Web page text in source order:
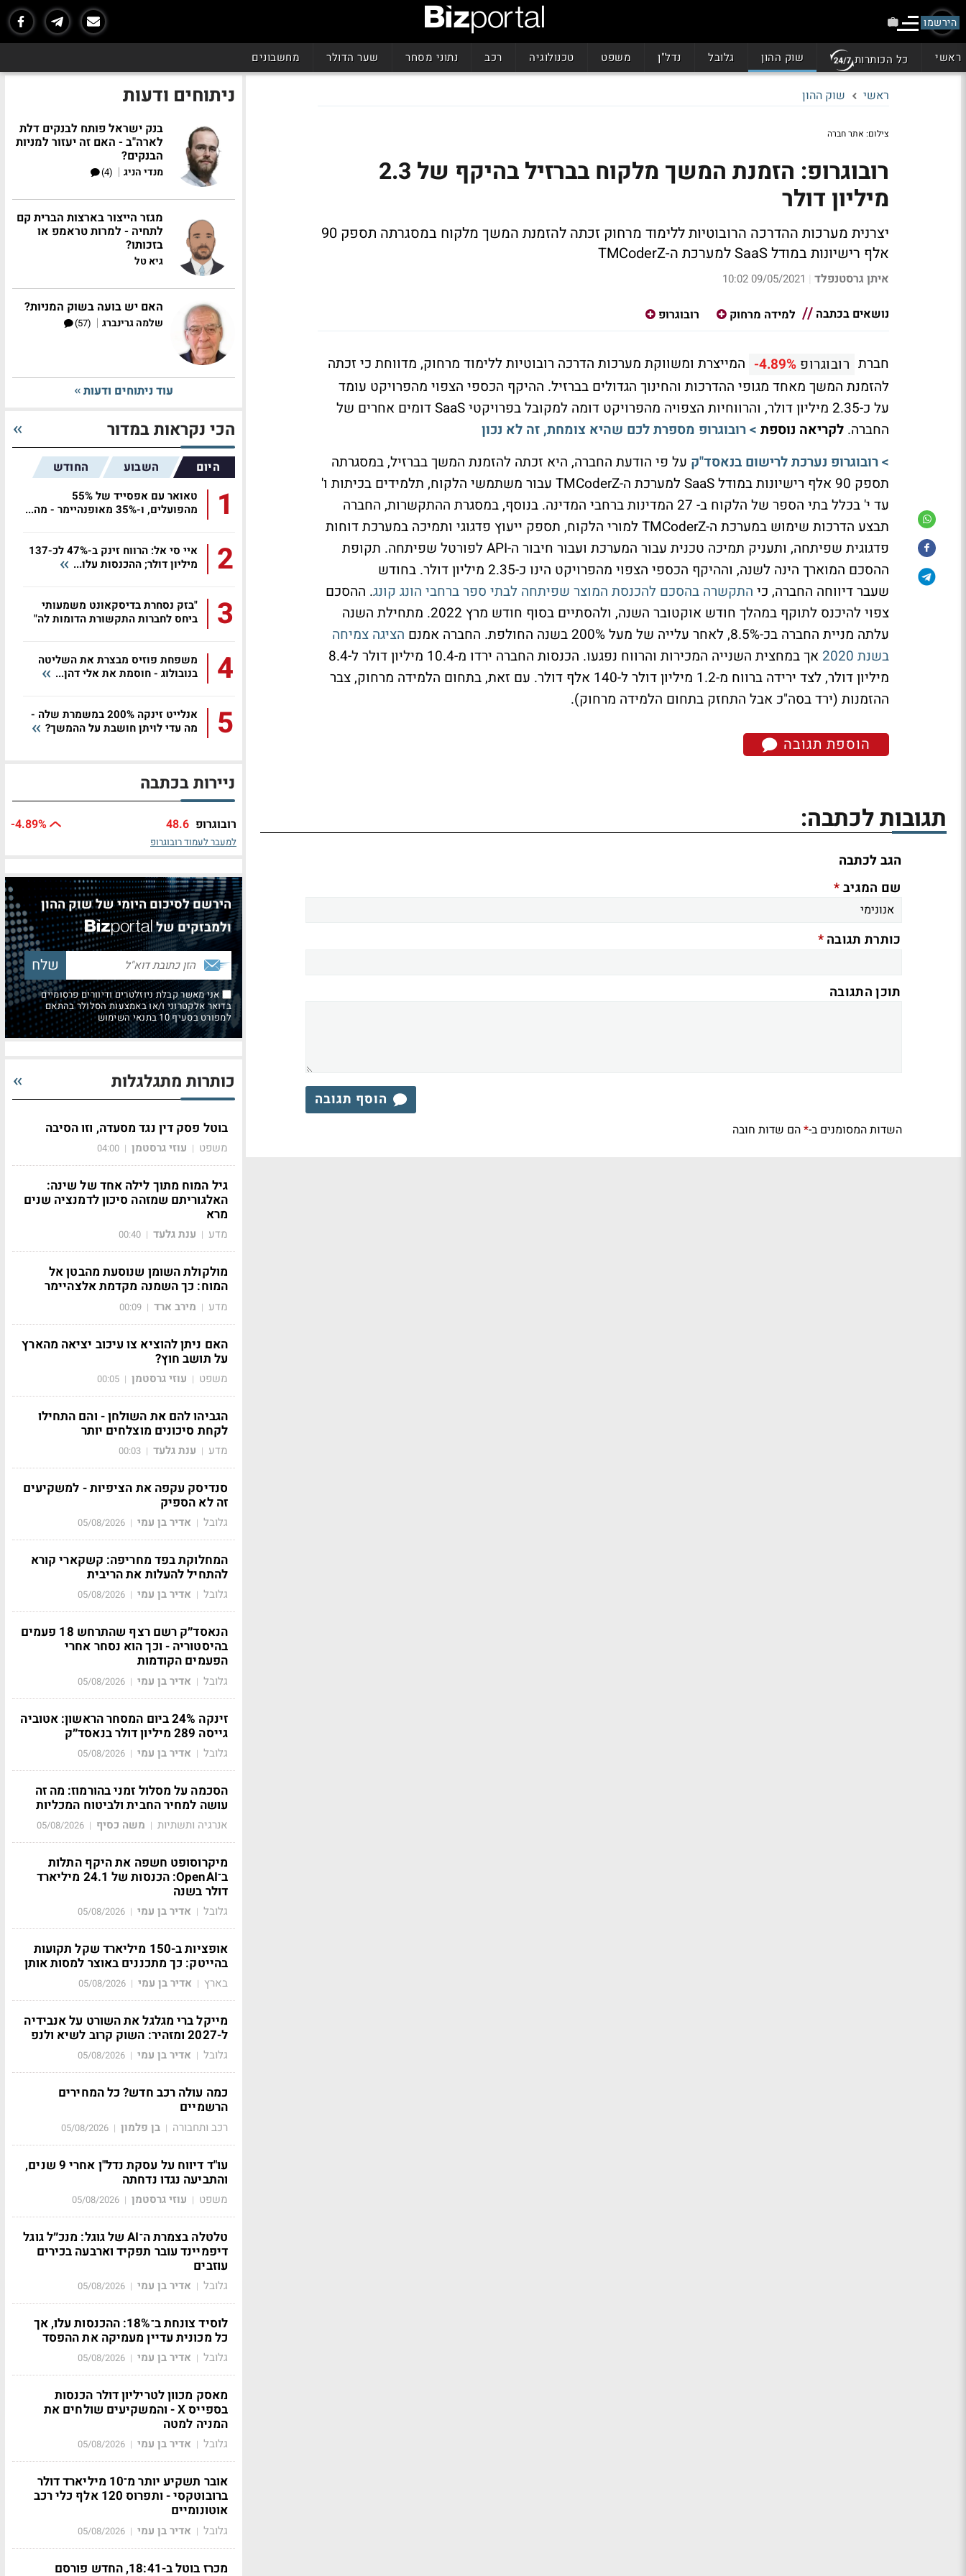
הירשמו
ראשי כל הכותרות שוק ההון גלובל נדל"ן משפט טכנולוגיה רכב נתוני מסחר שער הדולר מחשבונים
ראשי שוק ההון
צילום: אתר חברה
רובוגרופ: הזמנת המשך מלקוח בברזיל בהיקף של 2.3
מיליון דולר
יצרנית מערכות ההדרכה הרובוטיות ללימוד מרחוק זכתה להזמנת המשך מלקוח במסגרתה תספק 90
אלף רישיונות במודל SaaS למערכת ה-TMCoderZ
איתן גרסטנפלד |
09/05/2021 10:02
נושאים בכתבה למידה מרחוק רובוגרופ
חברת רובוגרופ -4.89% המייצרת ומשווקת מערכות הדרכה רובוטיות ללימוד מרחוק, מדווחת כי זכתה
להזמנת המשך מאחד מגופי ההדרכות והחינוך הגדולים בברזיל. ההיקף הכספי הצפוי מהפרויקט עומד
על כ-2.35 מיליון דולר, והרווחיות הצפויה מהפרויקט דומה למקובל בפרויקטי SaaS דומים אחרים של
החברה. לקריאה נוספת > רובוגרופ מספרת לכם שהיא צומחת, זה לא נכון
> רובוגרופ נערכת לרישום בנאסד"ק על פי הודעת החברה, היא זכתה להזמנת המשך בברזיל, במסגרתה
תספק 90 אלף רישיונות במודל SaaS למערכת ה-TMCoderZ עבור משתמשי הלקוח, תלמידים בכיתות ו'
עד י' בכלל בתי הספר של הלקוח ב- 27 המדינות ברחבי המדינה. בנוסף, במסגרת ההתקשרות, החברה
תבצע הדרכות שימוש במערכת ה-TMCoderZ למורי הלקוח, תספק ייעוץ פדגוגי ותמיכה במערכת דוחות
פדגוגית שפיתחה, ותעניק תמיכה טכנית עבור המערכת ועבור חיבור ה-API לפורטל שפיתחה. תקופת
ההסכם המוארך הינה לשנה, וההיקף הכספי הצפוי מהפרויקט הינו כ-2.35 מיליון דולר. בחודש
שעבר דיווחה החברה, כי התקשרה בהסכם להכנסת המוצר שפיתחה לבתי ספר ברחבי הונג קונג. ההסכם
צפוי להיכנס לתוקף במהלך חודש אוקטובר השנה, ולהסתיים בסוף חודש מרץ 2022. מתחילת השנה
עלתה מניית החברה בכ-8.5%, לאחר עלייה של מעל 200% בשנה החולפת. החברה אמנם
הציגה צמיחה
בשנת 2020
אך במחצית השנייה המכירות והרווח נפגעו. הכנסות החברה ירדו מ-10.4 מיליון דולר ל-8.4
מיליון דולר, לצד ירידה ברווח מ-1.2 מיליון דולר ל-140 אלף דולר. עם זאת, בתחום הלמידה מרחוק, צבר
ההזמנות (ירד בסה"כ אבל התחזק בתחום הלמידה מרחוק).
הוספת תגובה
תגובות לכתבה:
הגב לכתבה
שם המגיב*
כותרת תגובה*
תוכן התגובה
הוסף תגובה
השדות המסומנים ב-*הם שדות חובה
ניתוחים ודעות
בנק ישראל פותח לבנקים דלת
לארה"ב - האם זה יעזור למניות
הבנקים?
מנדי הניג |
(4)
מגזר הייצור בארצות הברית קם
לתחיה - למרות טראמפ או
בזכותו?
גיא טל
האם יש בועה בשוק המניות?
שלמה גרינברג |
(57)
עוד ניתוחים ודעות
הכי נקראות במדור
היום השבוע החודש
1
טאואר עם אפסייד של 55%
מהפועלים, ו-35% מאופנהיימר - מה...
2
איי סי אל: הרווח זינק ב-47% לכ-137
מיליון דולר; ההכנסות עלו...
3
"בזק נסחרת בדיסקאונט משמעותי
ביחס לחברות התקשורת הדומות לה"
4
משפחת פוזיס מבצרת את השליטה
בנובולוג - חוסמת את אלי דהן...
5
אנלייט זינקה 200% במשמרת שלה -
מה עדי לויתן חושבת על ההמשך?
ניירות בכתבה
רובוגרופ 48.6
-4.89%
למעבר לעמוד רובוגרופ
הירשם לסיכום היומי של שוק ההון
ולמבזקים של
אני מאשר קבלת ניוזלטרים ודיוורים פרסומיים
בדואר אלקטרוני ו/או באמצעות הסלולר בהתאם
למפורט בסעיף 10 בתנאי השימוש
כותרות מתגלגלות
בוטל פסק דין נגד מסעדה, וזו הסיבה
משפט | עוזי גרסטמן |
04:00
גיל המוח מתוך לילה אחד של שינה:
האלגוריתם שמזהה סיכון לדמנציה שנים
מרא
מדע | ענת גלעד |
00:40
מולקולת השומן שנוסעת מהבטן אל
המוח: כך השמנה מקדמת אלצהיימר
מדע | מירב ארד |
00:09
האם ניתן להוציא צו עיכוב יציאה מהארץ
על תושב חוץ?
משפט | עוזי גרסטמן |
00:05
הגביהו להם את השולחן - והם התחילו
לקחת סיכונים מוצלחים יותר
מדע | ענת גלעד |
00:03
סנדיסק עקפה את הציפיות - למשקיעים
זה לא הספיק
גלובל | אדיר בן עמי |
05/08/2026
המחלוקת בפד מחריפה: קשקארי קורא
להתחיל להעלות את הריבית
גלובל | אדיר בן עמי |
05/08/2026
הנאסד״ק רשם רצף שהתרחש 18 פעמים
בהיסטוריה - וכך הוא נסחר אחרי
הפעמים הקודמות
גלובל | אדיר בן עמי |
05/08/2026
זינקה 24% ביום המסחר הראשון: אטוביה
גייסה 289 מיליון דולר בנאסד״ק
גלובל | אדיר בן עמי |
05/08/2026
הסכמה על מסלול זמני בהורמוז: מה זה
עושה למחיר החבית ולביטוח המכליות
אנרגיה ותשתיות | משה כסיף |
05/08/2026
מיקרוסופט חשפה את היקף התלות
ב־OpenAI: הכנסות של 24.1 מיליארד
דולר בשנה
גלובל | אדיר בן עמי |
05/08/2026
אופציות ב-150 מיליארד שקל תקועות
בהייטק: כך מתכננים באוצר למסות אותן
בארץ | אדיר בן עמי |
05/08/2026
מייקל ברי מגלגל את השורט על אנבידיה
ל-2027 ומזהיר: השוק קרוב לשיא ולנפ
גלובל | אדיר בן עמי |
05/08/2026
כמה עולה רכב חדש? כל המחירים
הרשמיים
רכב ותחבורה | בן פלמון |
05/08/2026
עו"ד דיווח על עסקת נדל"ן אחרי 9 שנים,
והתביעה נגדו נדחתה
משפט | עוזי גרסטמן |
05/08/2026
טלטלה בצמרת ה־AI של גוגל: מנכ״ל גוגל
דיפמיינד עובר תפקיד וארבעה בכירים
עוזבים
גלובל | אדיר בן עמי |
05/08/2026
לוסיד צונחת ב־18%: ההכנסות עלו, אך
כל מכונית עדיין מעמיקה את ההפסד
גלובל | אדיר בן עמי |
05/08/2026
מאסק מכוון לטריליון דולר הכנסות
בספייס X - והמשקיעים שולחים את
המניה למטה
גלובל | אדיר בן עמי |
05/08/2026
אובר תשקיע יותר מ־10 מיליארד דולר
ברובוטקסי - ותפרוס 120 אלף כלי רכב
אוטונומיים
גלובל | אדיר בן עמי |
05/08/2026
מכרז בוטל ב-18:41, החדש פורסם